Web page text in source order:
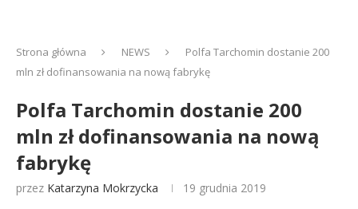
Strona główna NEWS
Polfa Tarchomin dostanie 200
mln zł dofinansowania na nową fabrykę
Polfa Tarchomin dostanie 200
mln zł dofinansowania na nową
fabrykę
przez Katarzyna Mokrzycka 19 grudnia 2019